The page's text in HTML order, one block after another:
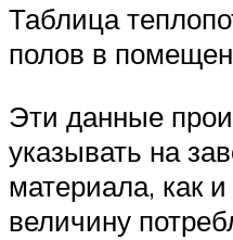
Таблица
полов в
Эти данные
указывать на
материала, как
величину